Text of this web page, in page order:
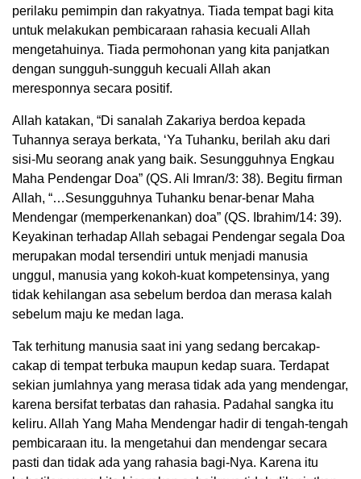
perilaku pemimpin dan rakyatnya. Tiada tempat bagi kita
untuk melakukan pembicaraan rahasia kecuali Allah
mengetahuinya. Tiada permohonan yang kita panjatkan
dengan sungguh-sungguh kecuali Allah akan
meresponnya secara positif.
Allah katakan, “Di sanalah Zakariya berdoa kepada
Tuhannya seraya berkata, ‘Ya Tuhanku, berilah aku dari
sisi-Mu seorang anak yang baik. Sesungguhnya Engkau
Maha Pendengar Doa” (QS. Ali Imran/3: 38). Begitu firman
Allah, “…Sesungguhnya Tuhanku benar-benar Maha
Mendengar (memperkenankan) doa” (QS. Ibrahim/14: 39).
Keyakinan terhadap Allah sebagai Pendengar segala Doa
merupakan modal tersendiri untuk menjadi manusia
unggul, manusia yang kokoh-kuat kompetensinya, yang
tidak kehilangan asa sebelum berdoa dan merasa kalah
sebelum maju ke medan laga.
Tak terhitung manusia saat ini yang sedang bercakap-
cakap di tempat terbuka maupun kedap suara. Terdapat
sekian jumlahnya yang merasa tidak ada yang mendengar,
karena bersifat terbatas dan rahasia. Padahal sangka itu
keliru. Allah Yang Maha Mendengar hadir di tengah-tengah
pembicaraan itu. Ia mengetahui dan mendengar secara
pasti dan tidak ada yang rahasia bagi-Nya. Karena itu